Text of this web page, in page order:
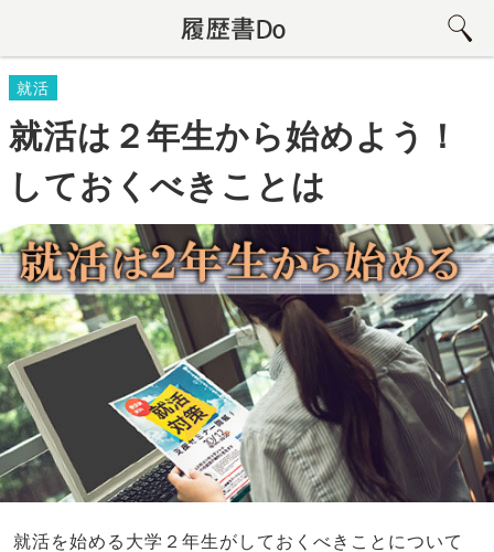
就活
就活は２年生から始めよう！
しておくべきことは
就活を始める大学２年生がしておくべきことについて